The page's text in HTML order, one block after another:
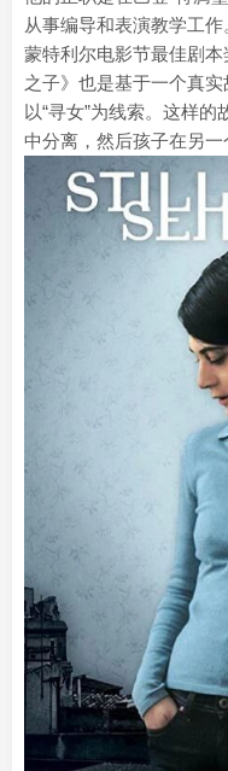
从事编导和表演教学工
蒙特利尔电影节最佳剧
之子》也是基于一个真
以“寻女”为线索。这样
中分离，然后孩子在另一